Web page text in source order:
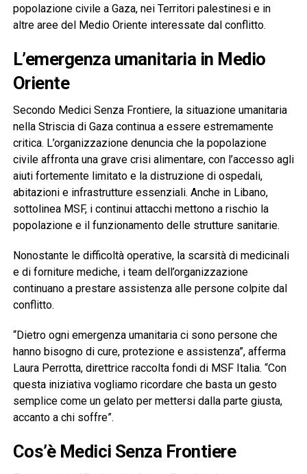
popolazione civile a Gaza, nei Territori palestinesi e in
altre aree del Medio Oriente interessate dal conflitto.
L’emergenza umanitaria in Medio
Oriente
Secondo Medici Senza Frontiere, la situazione umanitaria
nella Striscia di Gaza continua a essere estremamente
critica. L’organizzazione denuncia che la popolazione
civile affronta una grave crisi alimentare, con l’accesso agli
aiuti fortemente limitato e la distruzione di ospedali,
abitazioni e infrastrutture essenziali. Anche in Libano,
sottolinea MSF, i continui attacchi mettono a rischio la
popolazione e il funzionamento delle strutture sanitarie.
Nonostante le difficoltà operative, la scarsità di medicinali
e di forniture mediche, i team dell’organizzazione
continuano a prestare assistenza alle persone colpite dal
conflitto.
“Dietro ogni emergenza umanitaria ci sono persone che
hanno bisogno di cure, protezione e assistenza”, afferma
Laura Perrotta, direttrice raccolta fondi di MSF Italia. “Con
questa iniziativa vogliamo ricordare che basta un gesto
semplice come un gelato per mettersi dalla parte giusta,
accanto a chi soffre”.
Cos’è Medici Senza Frontiere